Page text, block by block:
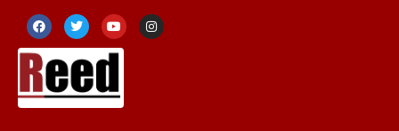
F
a
c
e
b
o
o
k
T
w
i
t
e
r
Y
o
u
t
e
I
n
s